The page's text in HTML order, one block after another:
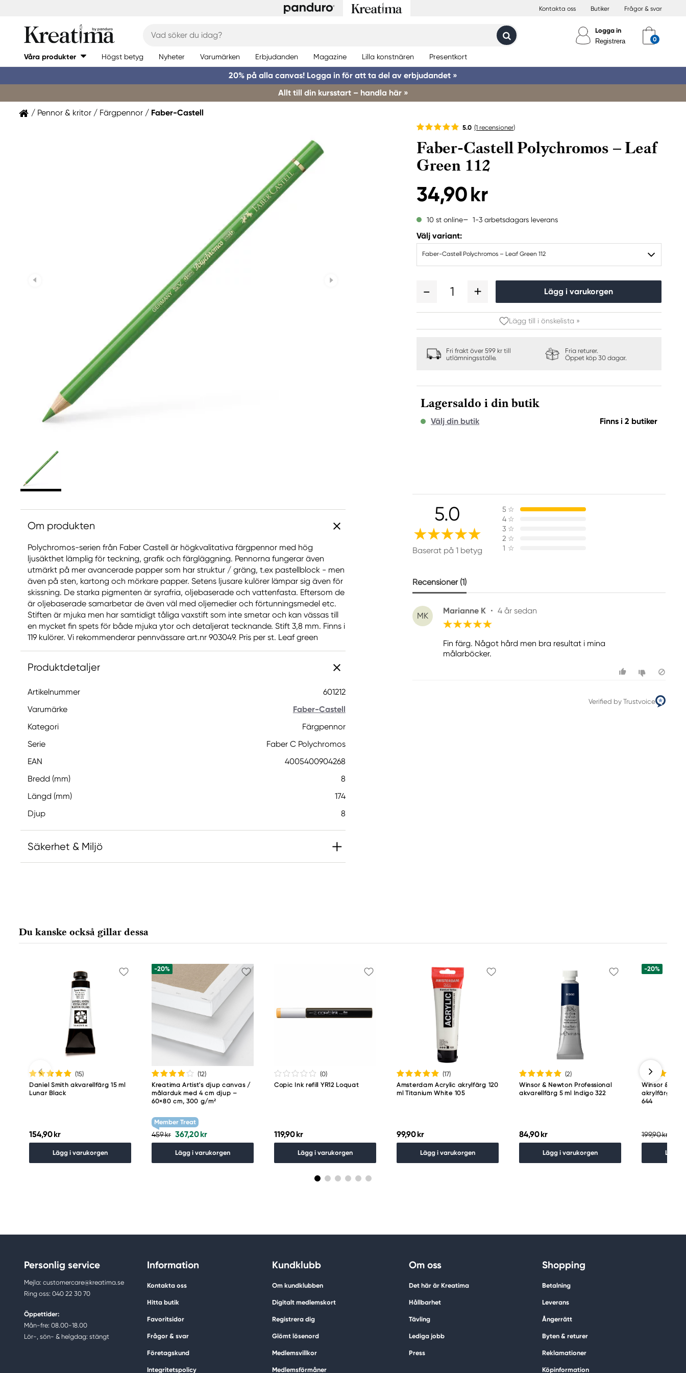
Kontakta oss Butiker Frågor & svar
Logga in
Registrera
Våra produkter Högst betyg Nyheter Varumärken Erbjudanden Magazine Lilla konstnären Presentkort
20% på alla canvas! Logga in för att ta del av erbjudandet »
Allt till din kursstart – handla här »
Pennor & kritor Färgpennor Faber-Castell
5.0 (1 recensioner)
Faber-Castell Polychromos – Leaf
Green 112
34,90 kr
10 st online 1-3 arbetsdagars leverans
Välj variant:
Faber-Castell Polychromos – Leaf Green 112
1 Lägg i varukorgen
Lägg till i önskelista »
Fri frakt över 599 kr till
utlämningsställe.
Fria returer.
Öppet köp 30 dagar.
Lagersaldo i din butik
Välj din butik Finns i 2 butiker
Om produkten
Polychromos-serien från Faber Castell är högkvalitativa färgpennor med hög
ljusäkthet lämplig för teckning, grafik och färgläggning. Pennorna fungerar även
utmärkt på mer avancerade papper som har struktur / gräng, t.ex pastellblock - men
även på sten, kartong och mörkare papper. Setens ljusare kulörer lämpar sig även för
skissning. De starka pigmenten är syrafria, oljebaserade och vattenfasta. Eftersom de
är oljebaserade samarbetar de även väl med oljemedier och förtunningsmedel etc.
Stiften är mjuka men har samtidigt tåliga vaxstift som inte smetar och kan vässas till
en mycket fin spets för både mjuka ytor och detaljerat tecknande. Stift 3,8 mm. Finns i
119 kulörer. Vi rekommenderar pennvässare art.nr 903049. Pris per st. Leaf green
Produktdetaljer
Artikelnummer
601212
Varumärke
Faber-Castell
Kategori
Färgpennor
Serie
Faber C Polychromos
EAN
4005400904268
Bredd (mm)
8
Längd (mm)
174
Djup
8
Säkerhet & Miljö
90546 Stein, Germany
info@Faber-Castell.de
5.0
Baserat på 1 betyg
5 ☆
4 ☆
3 ☆
2 ☆
1 ☆
Recensioner (1)
MK
Marianne K • 4 år sedan
Fin färg. Något hård men bra resultat i mina
målarböcker.
Verified by Trustvoice
Du kanske också gillar dessa
(15)
Daniel Smith akvarellfärg 15 ml
Lunar Black
154,90 kr
Lägg i varukorgen
-20%
(12)
Kreatima Artist's djup canvas /
målarduk med 4 cm djup –
60×80 cm, 300 g/m²
Member Treat
459 kr 367,20 kr
Lägg i varukorgen
(0)
Copic Ink refill YR12 Loquat
119,90 kr
Lägg i varukorgen
(17)
Amsterdam Acrylic akrylfärg 120
ml Titanium White 105
99,90 kr
Lägg i varukorgen
(2)
Winsor & Newton Professional
akvarellfärg 5 ml Indigo 322
84,90 kr
Lägg i varukorgen
-20%
Winsor &
akrylfärg 500
644
199,90 kr
Lägg i
Personlig service
Mejla: customercare@kreatima.se
Ring oss: 040 22 30 70
Öppettider:
Mån-fre: 08.00-18.00
Lör-, sön- & helgdag: stängt
Information
Kontakta oss
Hitta butik
Favoritsidor
Frågor & svar
Företagskund
Integritetspolicy
Kundklubb
Om kundklubben
Digitalt medlemskort
Registrera dig
Glömt lösenord
Medlemsvillkor
Medlemsförmåner
Om oss
Det här är Kreatima
Hållbarhet
Tävling
Lediga jobb
Press
Shopping
Betalning
Leverans
Ångerrätt
Byten & returer
Reklamationer
Köpinformation